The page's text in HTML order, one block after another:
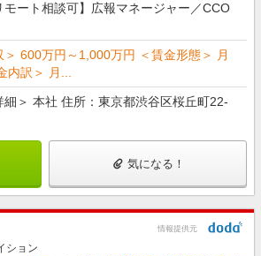
モート相談可】広報マネージャー／CCO
＞ 600万円～1,000万円 ＜賃金形態＞ 月
内訳＞ 月...
細＞ 本社 住所：東京都渋谷区桜丘町22-
気になる！
情報提供元
ション